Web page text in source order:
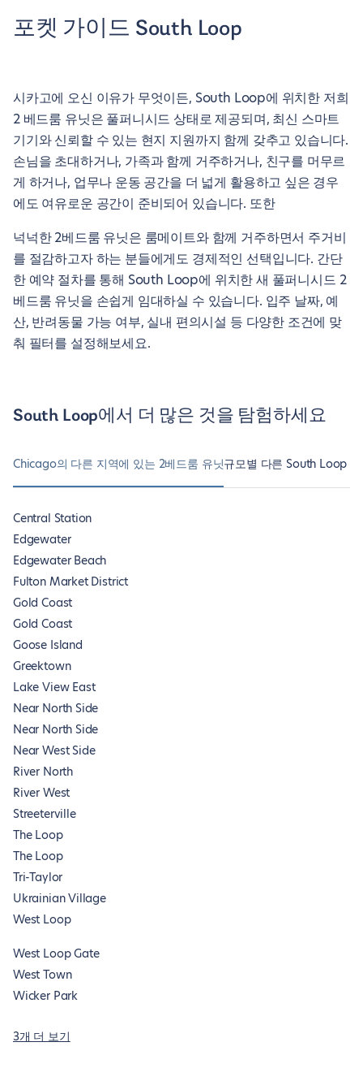
포켓 가이드 South Loop
시카고에 오신 이유가 무엇이든, South Loop에 위치한 저희
2 베드룸 유닛은 풀퍼니시드 상태로 제공되며, 최신 스마트
기기와 신뢰할 수 있는 현지 지원까지 함께 갖추고 있습니다.
손님을 초대하거나, 가족과 함께 거주하거나, 친구를 머무르
게 하거나, 업무나 운동 공간을 더 넓게 활용하고 싶은 경우
에도 여유로운 공간이 준비되어 있습니다. 또한
넉넉한 2베드룸 유닛은 룸메이트와 함께 거주하면서 주거비
를 절감하고자 하는 분들에게도 경제적인 선택입니다. 간단
한 예약 절차를 통해 South Loop에 위치한 새 풀퍼니시드 2
베드룸 유닛을 손쉽게 임대하실 수 있습니다. 입주 날짜, 예
산, 반려동물 가능 여부, 실내 편의시설 등 다양한 조건에 맞
춰 필터를 설정해보세요.
South Loop에서 더 많은 것을 탐험하세요
Chicago의 다른 지역에 있는 2베드룸 유닛규모별 다른 South Loop
Central Station
Edgewater
Edgewater Beach
Fulton Market District
Gold Coast
Gold Coast
Goose Island
Greektown
Lake View East
Near North Side
Near North Side
Near West Side
River North
River West
Streeterville
The Loop
The Loop
Tri-Taylor
Ukrainian Village
West Loop
West Loop Gate
West Town
Wicker Park
3개 더 보기